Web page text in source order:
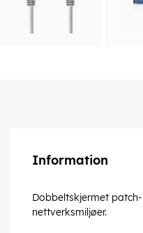
Information
Dobbeltskjermet
nettverksmiljøer.